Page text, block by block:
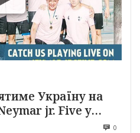
Україну на
jr. Five у
0